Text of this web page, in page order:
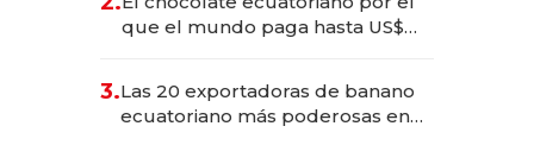
que el mundo paga hasta US$
3.Las 20 exportadoras de banano
ecuatoriano más poderosas en